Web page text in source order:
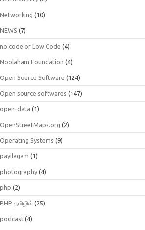
Networking (10)
NEWS (7)
no code or Low Code (4)
Noolaham Foundation (4)
Open Source Software (124)
Open source softwares (147)
open-data (1)
OpenStreetMaps.org (2)
Operating Systems (9)
payilagam (1)
photography (4)
php (2)
PHP தமிழில் (25)
podcast (4)